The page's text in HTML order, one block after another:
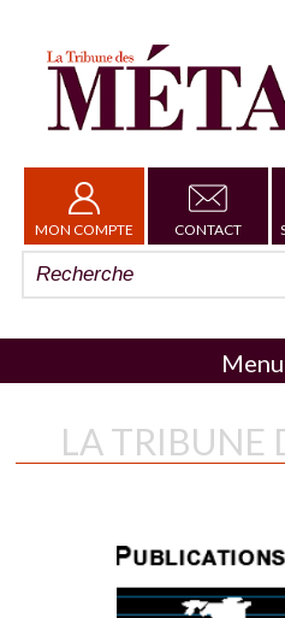
MON COMPTE CONTACT
Menu
LA TRIBUNE